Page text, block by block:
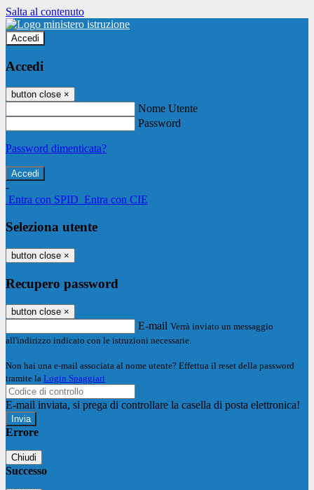
Salta al contenuto
Accedi
Accedi
button close ×
Nome Utente
Password
Password dimenticata?
-
Entra con SPID Entra con CIE
Seleziona utente
button close ×
Recupero password
button close ×
E-mail Verrà inviato un messaggio
all'indirizzo indicato con le istruzioni necessarie.
Non hai una e-mail associata al nome utente? Effettua il reset della password
tramite la Login Spaggiari
E-mail inviata, si prega di controllare la casella di posta elettronica!
Errore
Chiudi
Successo